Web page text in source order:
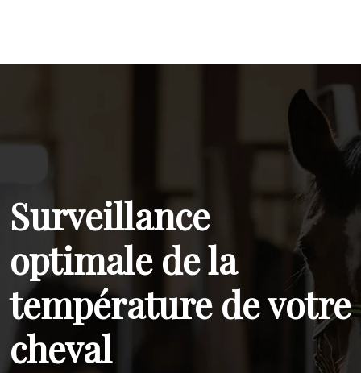
Surveillance
optimale de la
température de votre
cheval